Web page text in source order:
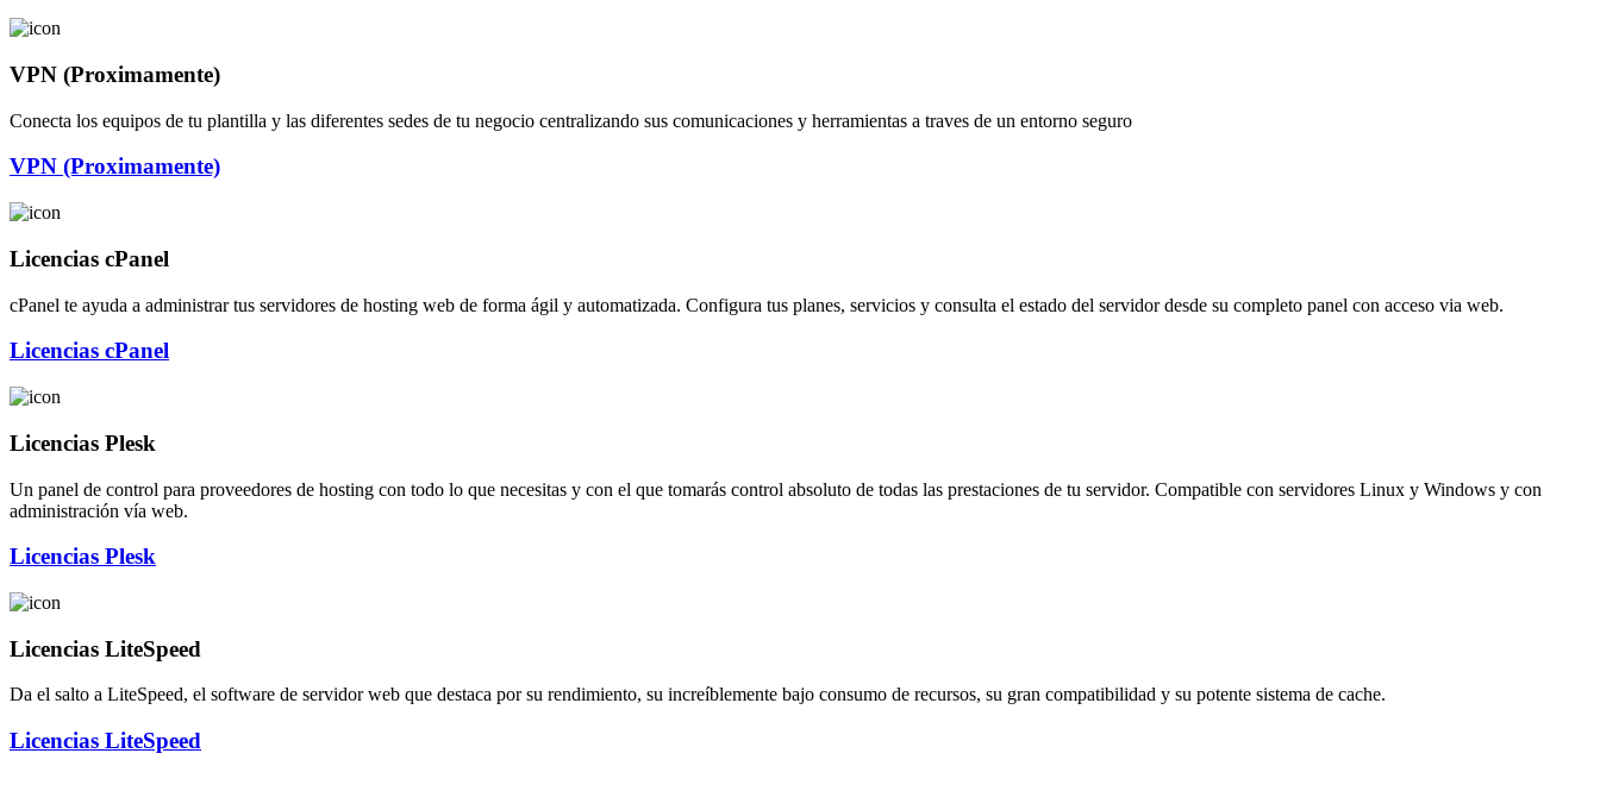
VPN (Proximamente)
Conecta los equipos de tu plantilla y las diferentes sedes de tu negocio centralizando sus comunicaciones y herramientas a traves de un entorno seguro
VPN (Proximamente)
Licencias cPanel
cPanel te ayuda a administrar tus servidores de hosting web de forma ágil y automatizada. Configura tus planes, servicios y consulta el estado del servidor desde su completo panel con acceso via web.
Licencias cPanel
Licencias Plesk
Un panel de control para proveedores de hosting con todo lo que necesitas y con el que tomarás control absoluto de todas las prestaciones de tu servidor. Compatible con servidores Linux y Windows y con
administración vía web.
Licencias Plesk
Licencias LiteSpeed
Da el salto a LiteSpeed, el software de servidor web que destaca por su rendimiento, su increíblemente bajo consumo de recursos, su gran compatibilidad y su potente sistema de cache.
Licencias LiteSpeed